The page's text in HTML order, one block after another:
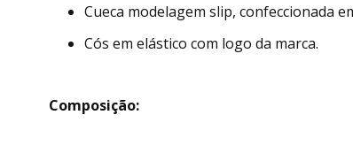
Cueca modelagem slip, confeccionada
Cós em elástico com logo da marca.
Composição: